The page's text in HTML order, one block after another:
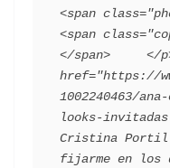
<span
<span
</span>     </
href="https://
1002240463/
looks-
Cristina
fijarme en los